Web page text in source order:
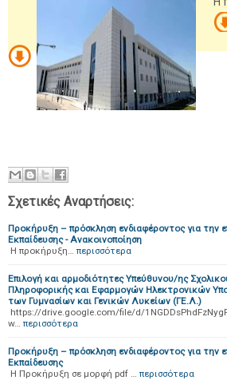
Σχετικές Αναρτήσεις:
Προκήρυξη – πρόσκληση ενδιαφέροντος για την
Εκπαίδευσης - Ανακοινοποίηση
Η προκήρυξη… περισσότερα
Επιλογή και αρμοδιότητες Υπεύθυνου/ης
Πληροφορικής και Εφαρμογών Ηλεκτρονικών
των Γυμνασίων και Γενικών Λυκείων (ΓΕ.Λ.)
https://drive.google.com/file/d/
w… περισσότερα
Προκήρυξη – πρόσκληση ενδιαφέροντος για την
Εκπαίδευσης
Η Προκήρυξη σε μορφή pdf … περισσότερα